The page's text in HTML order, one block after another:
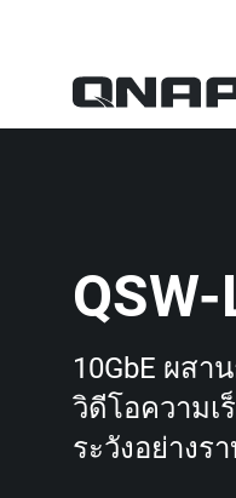
10GbE ผสา
วิดีโอความเ
ระวังอย่างร